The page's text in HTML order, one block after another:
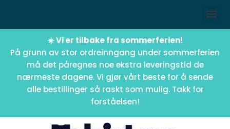
☀️ Vi er tilbake fra sommerferien!
På grunn av stor ordreinngang under sommerferien
må det påregnes noe ekstra leveringstid de
nærmeste dagene. Vi gjør vårt beste for å sende
alle bestillinger så raskt som mulig. Takk for
forståelsen!